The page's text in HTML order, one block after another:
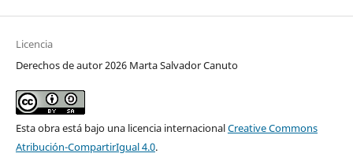
Licencia
Derechos de autor 2026 Marta Salvador Canuto
Esta obra está bajo una licencia internacionalCreative Commons
Atribución-CompartirIgual 4.0.